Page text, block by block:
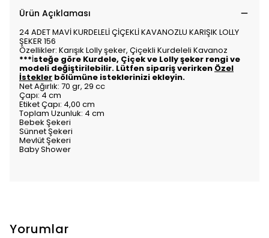
Ürün Açıklaması
24 ADET MAVİ KURDELELİ ÇİÇEKLİ KAVANOZLU KARIŞIK LOLLY
ŞEKER 156
Özellikler: Karışık Lolly şeker, Çiçekli Kurdeleli Kavanoz
***İsteğe göre Kurdele, Çiçek ve Lolly şeker rengi ve
modeli değiştirilebilir. Lütfen sipariş verirken Özel
İstekler bölümüne isteklerinizi ekleyin.
Net Ağırlık: 70 gr, 29 cc
Çapı: 4 cm
Etiket Çapı: 4,00 cm
Toplam Uzunluk: 4 cm
Bebek Şekeri
Sünnet Şekeri
Mevlüt Şekeri
Baby Shower
Yorumlar